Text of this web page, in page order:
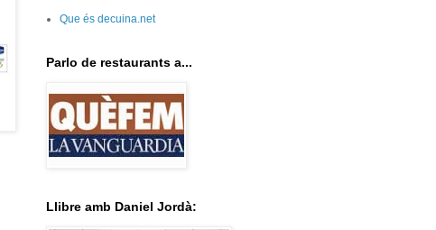
Que és decuina.net
Parlo de restaurants a...
Llibre amb Daniel Jordà: